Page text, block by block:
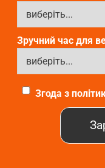
Зручний час для
Згода з